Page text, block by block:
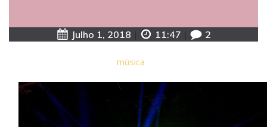
Julho 1, 2018 11:47 2
música